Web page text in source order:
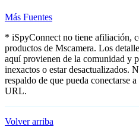
Más Fuentes
* iSpyConnect no tiene afiliación,
productos de Mscamera. Los
aquí provienen de la comunidad y
inexactos o estar desactualizados.
respaldo de que pueda conectarse
URL.
Volver arriba